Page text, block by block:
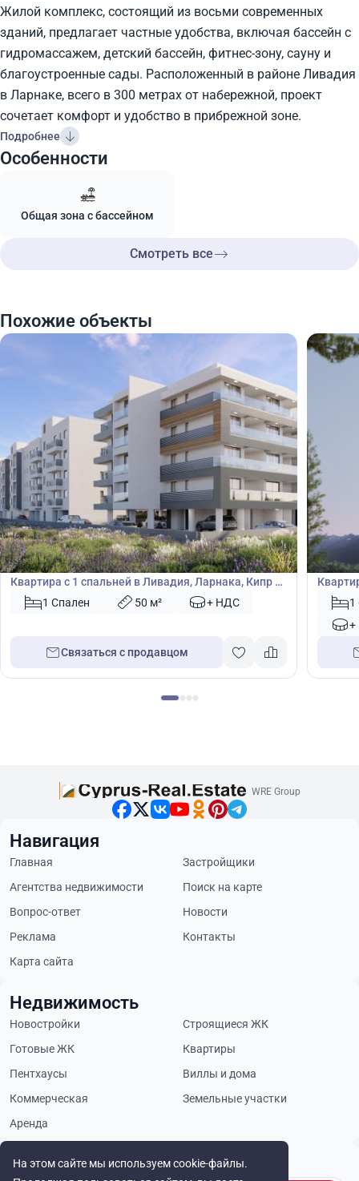
Жилой комплекс, состоящий из восьми современных
зданий, предлагает частные удобства, включая бассейн с
гидромассажем, детский бассейн, фитнес-зону, сауну и
благоустроенные сады. Расположенный в районе Ливадия
в Ларнаке, всего в 300 метрах от набережной, проект
сочетает комфорт и удобство в прибрежной зоне.
Подробнее
Особенности
Общая зона с бассейном
Смотреть все
Похожие объекты
€245 800
Квартира
Квартира с 1 спальней в Ливадия, Ларнака, Кипр №
488711 Спален 50 м² + НДС
Связаться с продавцом
€245
Кипр1
На этом сайте мы используем cookie-файлы.
WRE Group
Будьте в курсе
Навигация
Главная
Застройщики
Агентства недвижимости
Поиск на карте
Вопрос-ответ
Новости
Реклама
Контакты
Карта сайта
Недвижимость
Новостройки
Строящиеся ЖК
Готовые ЖК
Квартиры
Пентхаусы
Виллы и дома
Коммерческая
Земельные участки
Аренда